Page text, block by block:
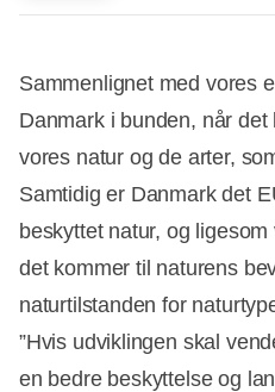
Sammenlignet med vores
Danmark i bunden, når
vores natur og de arter,
Samtidig er Danmark det
beskyttet natur, og
det kommer til naturens
naturtilstanden for
”Hvis udviklingen skal
en bedre beskyttelse og